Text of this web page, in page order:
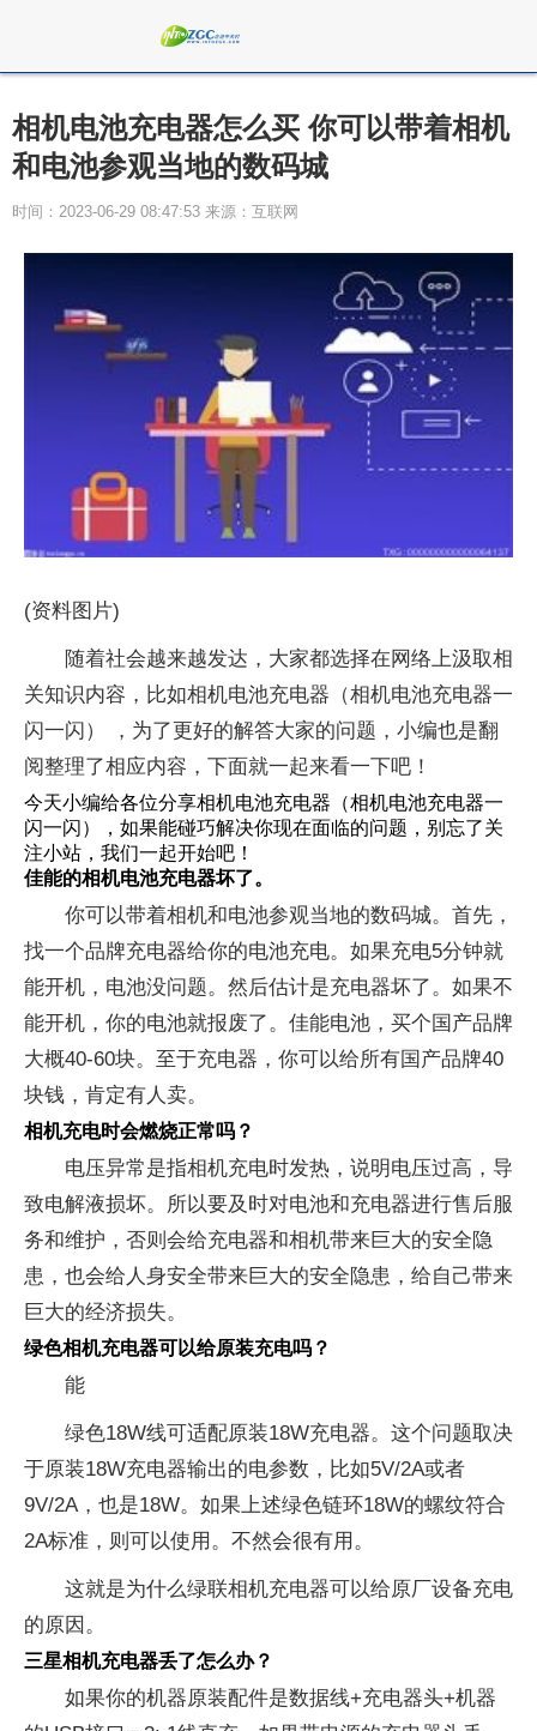
相机电池充电器怎么买 你可以带着相机
和电池参观当地的数码城
时间：2023-06-29 08:47:53 来源：互联网
(资料图片)
随着社会越来越发达，大家都选择在网络上汲取相
关知识内容，比如相机电池充电器（相机电池充电器一
闪一闪） ，为了更好的解答大家的问题，小编也是翻
阅整理了相应内容，下面就一起来看一下吧！
今天小编给各位分享相机电池充电器（相机电池充电器一
闪一闪），如果能碰巧解决你现在面临的问题，别忘了关
注小站，我们一起开始吧！
佳能的相机电池充电器坏了。
你可以带着相机和电池参观当地的数码城。首先，
找一个品牌充电器给你的电池充电。如果充电5分钟就
能开机，电池没问题。然后估计是充电器坏了。如果不
能开机，你的电池就报废了。佳能电池，买个国产品牌
大概40-60块。至于充电器，你可以给所有国产品牌40
块钱，肯定有人卖。
相机充电时会燃烧正常吗？
电压异常是指相机充电时发热，说明电压过高，导
致电解液损坏。所以要及时对电池和充电器进行售后服
务和维护，否则会给充电器和相机带来巨大的安全隐
患，也会给人身安全带来巨大的安全隐患，给自己带来
巨大的经济损失。
绿色相机充电器可以给原装充电吗？
能
绿色18W线可适配原装18W充电器。这个问题取决
于原装18W充电器输出的电参数，比如5V/2A或者
9V/2A，也是18W。如果上述绿色链环18W的螺纹符合
2A标准，则可以使用。不然会很有用。
这就是为什么绿联相机充电器可以给原厂设备充电
的原因。
三星相机充电器丢了怎么办？
如果你的机器原装配件是数据线+充电器头+机器